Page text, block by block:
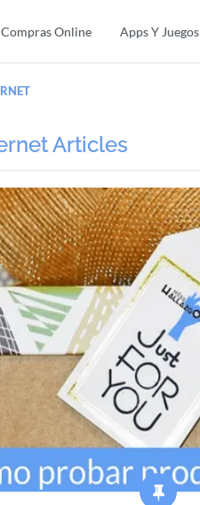
Compras Online Apps Y Juegos
Articles